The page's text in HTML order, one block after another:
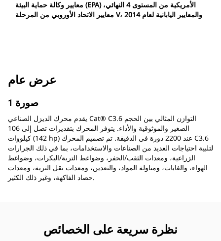
معايير وكالة حماية البيئة (EPA) الأمريكية من المستوى 4 النهائي،
معايير الاتحاد الأوروبي من المرحلة V، والمعايير اليابانية لعام 2014
عرض عام
صورة 1
يقدم محرك الديزل الصناعي Cat® C3.6 التوازن المثالي بين الحجم
الصغير والموثوقية والأداء. يتوفر المحرك بتقديرات تصل إلى 106
كيلووات (142 hp) عند 2200 دورة في الدقيقة. تم تصميم المحرك C3.6
لتلبية احتياجات العديد من الصناعات والاستخدامات، بما في ذلك الجرارات
الزراعية، ومعدات الثقب/الحفر، وضواغط التربة/البكرات، وضواغط
الهواء، والغابات، ومناولة المواد، والتعدين، ومعدات نقل التربة، ومعدات
حصاد الفاكهة، وغير ذلك الكثير.
نظرة سريعة على الخصائص